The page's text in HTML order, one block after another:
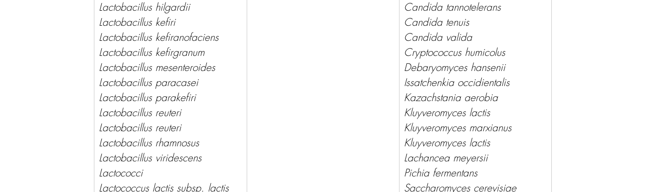
Lactobacillus hilgardii
Lactobacillus kefiri
Lactobacillus kefiranofaciens
Lactobacillus kefirgranum
Lactobacillus mesenteroides
Lactobacillus paracasei
Lactobacillus parakefiri
Lactobacillus reuteri
Lactobacillus reuteri
Lactobacillus rhamnosus
Lactobacillus viridescens
Lactococci
Lactococcus lactis subsp. lactis
Candida tannotelerans
Candida tenuis
Candida valida
Cryptococcus humicolus
Debaryomyces hansenii
Issatchenkia occidientalis
Kazachstania aerobia
Kluyveromyces lactis
Kluyveromyces marxianus
Kluyveromyces lactis
Lachancea meyersii
Pichia fermentans
Saccharomyces cerevisiae